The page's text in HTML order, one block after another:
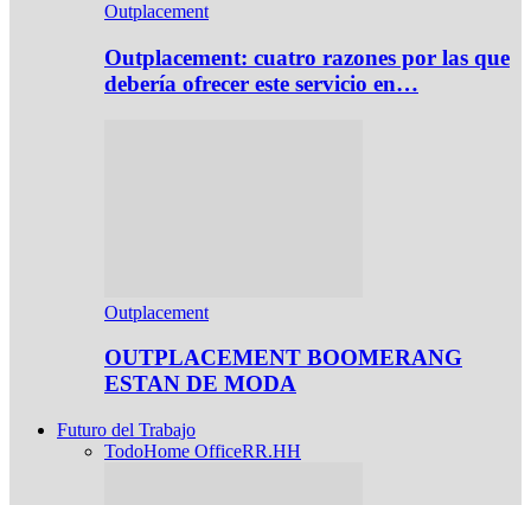
Outplacement
Outplacement: cuatro razones por las que
debería ofrecer este servicio en…
Outplacement
OUTPLACEMENT BOOMERANG
ESTAN DE MODA
Futuro del Trabajo
TodoHome OfficeRR.HH